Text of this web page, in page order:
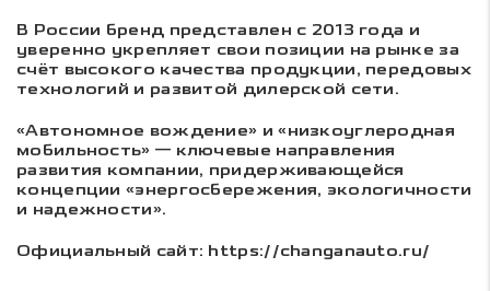
В России бренд представлен с 2013 года и
уверенно укрепляет свои позиции на рынке за
счёт высокого качества продукции, передовых
технологий и развитой дилерской сети.
«Автономное вождение» и «низкоуглеродная
мобильность» — ключевые направления
развития компании, придерживающейся
концепции «энергосбережения, экологичности
и надежности».
Официальный сайт: https://changanauto.ru/